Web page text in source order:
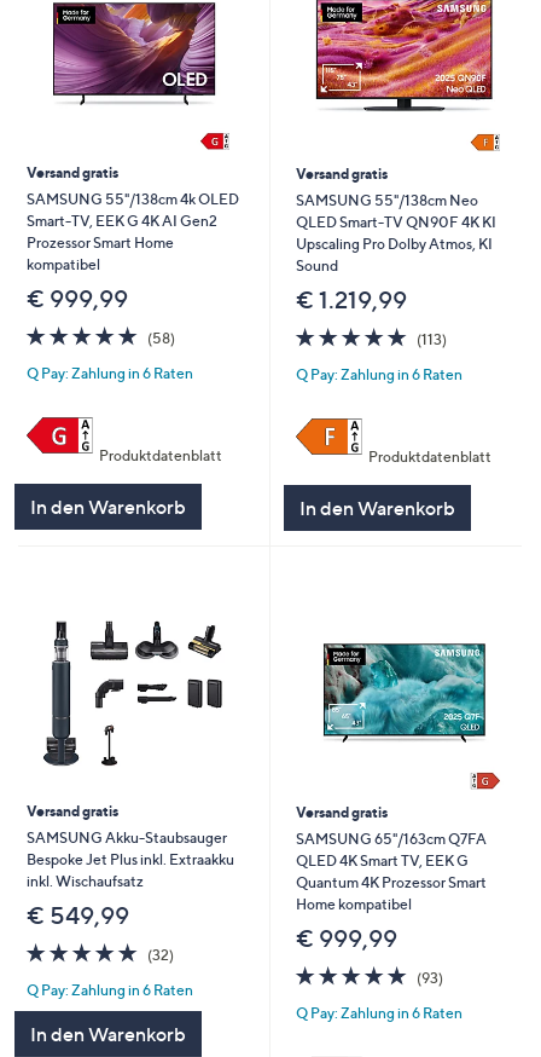
Versand gratis
SAMSUNG 55"/138cm 4k OLED
Smart-TV, EEK G 4K AI Gen2
Prozessor Smart Home
kompatibel
€ 999,99
4.8
von
5
(58)58
Q Pay: Zahlung in 6 Raten
Produktdatenblatt
In den Warenkorb
Versand gratis
SAMSUNG 55"/138cm Neo
QLED Smart-TV QN90F 4K KI
Upscaling Pro Dolby Atmos, KI
Sound
€ 1.219,99
4.8
von
5
(113)113
Q Pay: Zahlung in 6 Raten
Produktdatenblatt
In den Warenkorb
Versand gratis
SAMSUNG Akku-Staubsauger
Bespoke Jet Plus inkl. Extraakku
inkl. Wischaufsatz
€ 549,99
4.7
von
5
(32)32
Q Pay: Zahlung in 6 Raten
In den Warenkorb
Versand gratis
SAMSUNG 65"/163cm Q7FA
QLED 4K Smart TV, EEK G
Quantum 4K Prozessor Smart
Home kompatibel
€ 999,99
4.7
von
5
(93)93
Q Pay: Zahlung in 6 Raten